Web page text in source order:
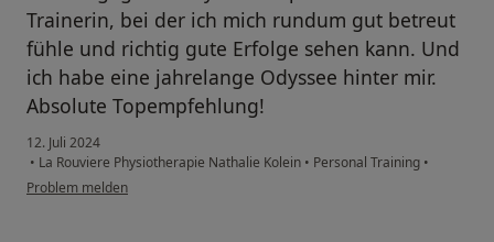
Trainerin, bei der ich mich rundum gut betreut
fühle und richtig gute Erfolge sehen kann. Und
ich habe eine jahrelange Odyssee hinter mir.
Absolute Topempfehlung!
12. Juli 2024
• La Rouviere Physiotherapie Nathalie Kolein • Personal Training •
Problem melden